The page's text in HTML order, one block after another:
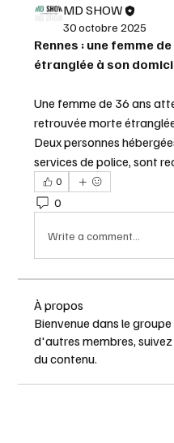
MD SHOW
30 octobre 2025
Rennes : une femme
étranglée à son
Une femme de 36 ans
retrouvée morte
Deux personnes
services de police, sont
0
0
Write a comment...
À propos
Bienvenue dans le
d'autres membres,
du contenu.